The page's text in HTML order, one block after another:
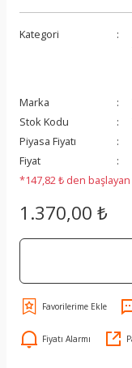
Kategori
Marka
Stok Kodu
Piyasa Fiyatı
Fiyat
*147,82 ₺ den
1.370,00 ₺
Fiyatı Alarmı